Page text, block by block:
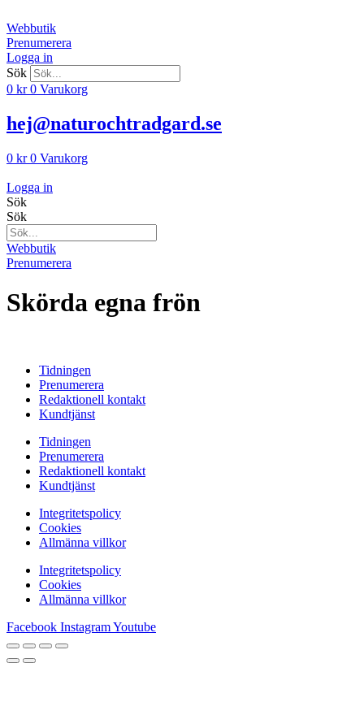
till
innehåll
Webbutik
Prenumerera
Logga in
Sök
0 kr 0 Varukorg
hej@naturochtradgard.se
0 kr 0 Varukorg
Logga in
Sök
Sök
Webbutik
Prenumerera
Skörda egna frön
Tidningen
Prenumerera
Redaktionell kontakt
Kundtjänst
Tidningen
Prenumerera
Redaktionell kontakt
Kundtjänst
Integritetspolicy
Cookies
Allmänna villkor
Integritetspolicy
Cookies
Allmänna villkor
Facebook InstagramYoutube